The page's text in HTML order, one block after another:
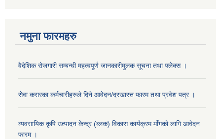
नमुना फारमहरु
वैदेशिक रोजगारी सम्बन्धी महत्वपूर्ण जानकारीमुलक सूचना तथा फ्लेक्स ।
सेवा करारका कर्मचारीहरुले दिने आवेदन/दरखास्त फारम तथा प्रवेश पत्र ।
व्यवसायिक कृषि उत्पादन केन्द्र (ब्लक) विकास कार्यक्रम माँगको लागि आवेदन
फारम ।